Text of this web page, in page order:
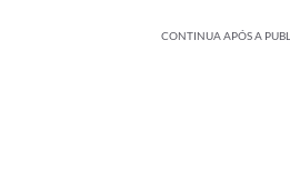
CONTINUA APÓS A